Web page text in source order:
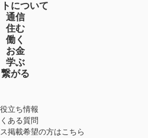
について
通信
住む
働く
お金
学ぶ
繋がる
立ち情報
ある質問
掲載希望の方はこちら